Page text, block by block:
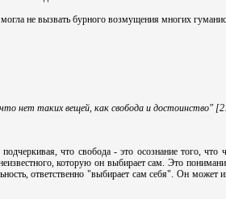
не вызвать бурного возмущения многих
нет таких вещей, как свобода и достоинство"
что свобода - это осознание того,
которую он выбирает сам. Это
ответственно "выбирает сам себя". Он может